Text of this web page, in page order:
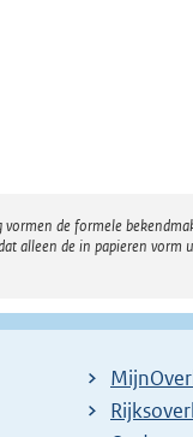
de formele
alleen de in papieren vorm
E